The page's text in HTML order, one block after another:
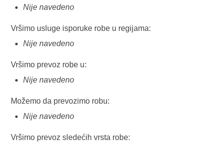
Nije navedeno
Vršimo usluge isporuke robe u regijama:
Nije navedeno
Vršimo prevoz robe u:
Nije navedeno
Možemo da prevozimo robu:
Nije navedeno
Vršimo prevoz sledećih vrsta robe: